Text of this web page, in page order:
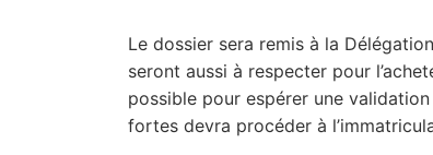
Le dossier sera remis à la
seront aussi à respecter pour
possible pour espérer une
fortes devra procéder à